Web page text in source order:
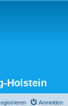
Holstein
Anmelden